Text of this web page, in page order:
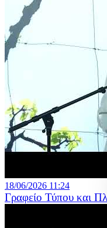
18/06/2026 11:24
Γραφείο Τύπου και